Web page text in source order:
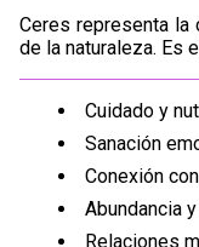
Ceres representa la
de la naturaleza. Es
Cuidado y
Sanación
Conexión
Abundancia
Relaciones